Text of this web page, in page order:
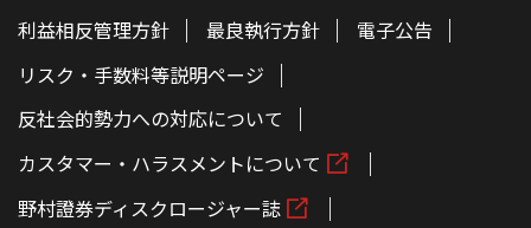
利益相反管理方針
最良執行方針
電子公告
リスク・手数料等説明ページ
反社会的勢力への対応について
カスタマー・ハラスメントについて
野村證券ディスクロージャー誌